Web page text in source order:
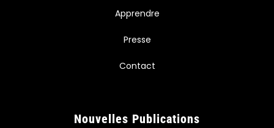
Apprendre
Presse
Contact
Nouvelles Publications